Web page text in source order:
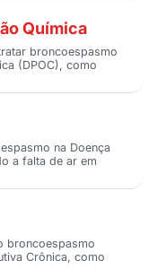
Química
broncoespasmo
(DPOC), como
na Doença
a falta de ar em
broncoespasmo
Crônica, como